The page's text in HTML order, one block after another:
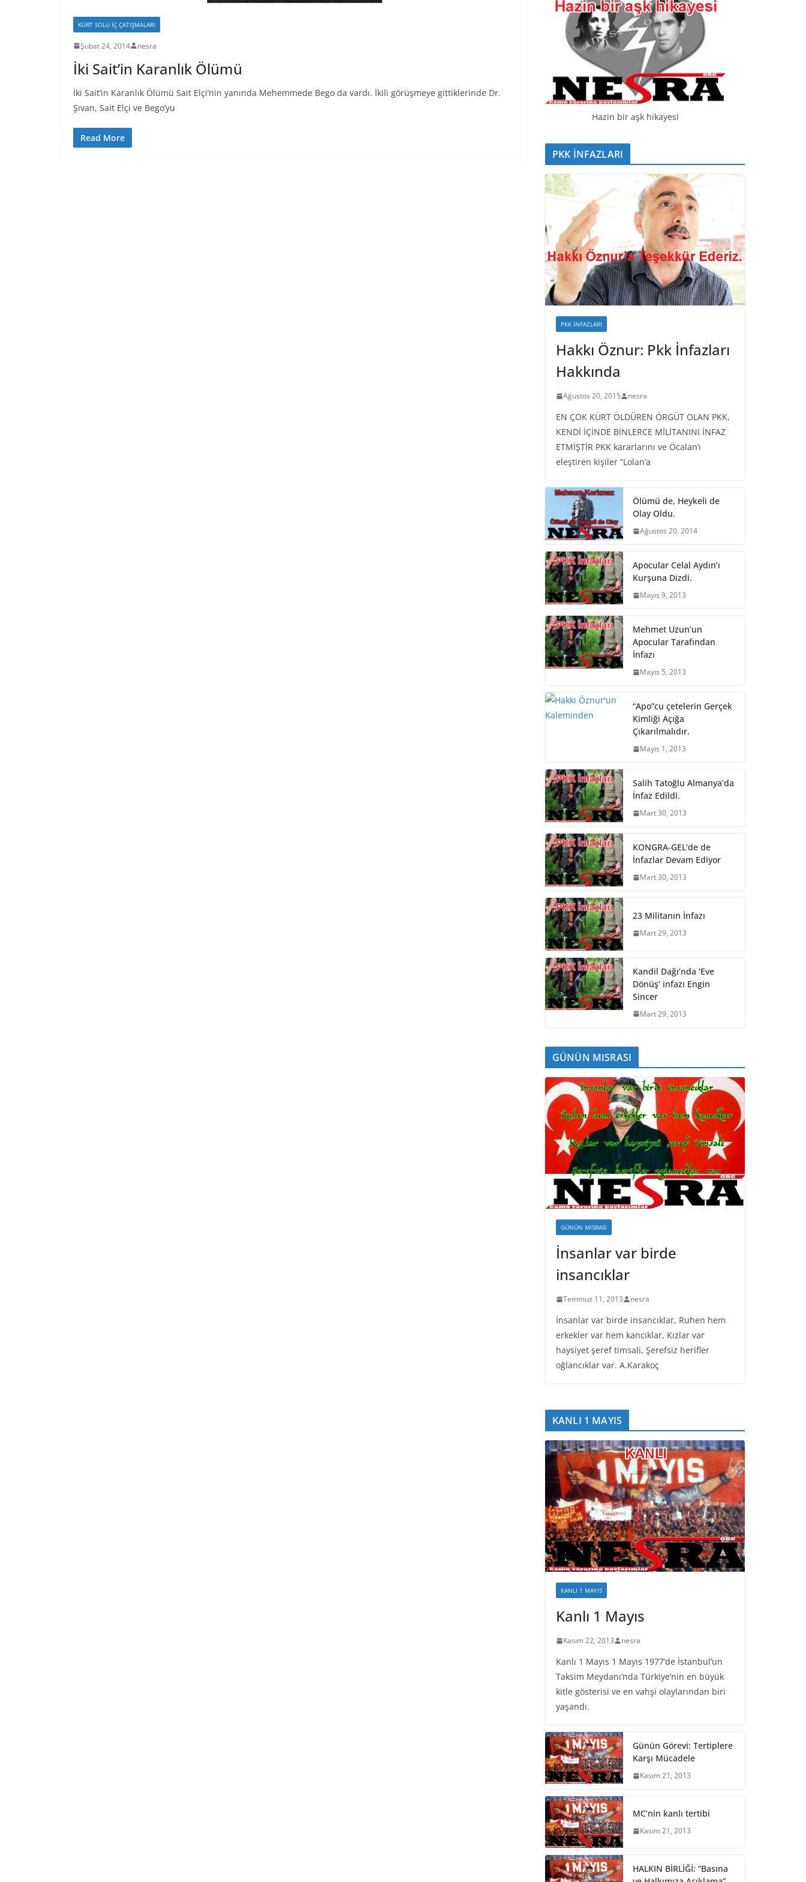
KÜRT SOLU İÇ ÇATIŞMALARI
Şubat 24, 2014 nesra
İki Sait’in Karanlık Ölümü
İki Sait’in Karanlık Ölümü Sait Elçi’nin yanında Mehemmede Bego da vardı. İkili görüşmeye gittiklerinde Dr.
Şıvan, Sait Elçi ve Bego’yu
Read More
Hazin bir aşk hikayesi
PKK İNFAZLARI
PKK İNFAZLARI
Hakkı Öznur: Pkk İnfazları
Hakkında
Ağustos 20, 2015 nesra
EN ÇOK KÜRT ÖLDÜREN ÖRGÜT OLAN PKK,
KENDİ İÇİNDE BİNLERCE MİLİTANINI İNFAZ
ETMİŞTİR PKK kararlarını ve Öcalan’ı
eleştiren kişiler “Lolan’a
Ölümü de, Heykeli de
Olay Oldu.
Ağustos 20, 2014
Apocular Celal Aydın’ı
Kurşuna Dizdi.
Mayıs 9, 2013
Mehmet Uzun’un
Apocular Tarafından
İnfazı
Mayıs 5, 2013
“Apo”cu çetelerin Gerçek
Kimliği Açığa
Çıkarılmalıdır.
Mayıs 1, 2013
Salih Tatoğlu Almanya’da
İnfaz Edildi.
Mart 30, 2013
KONGRA-GEL’de de
İnfazlar Devam Ediyor
Mart 30, 2013
23 Militanın İnfazı
Mart 29, 2013
Kandil Dağı’nda ‘Eve
Dönüş’ infazı Engin
Sincer
Mart 29, 2013
GÜNÜN MISRASI
GÜNÜN MISRASI
İnsanlar var birde
insancıklar
Temmuz 11, 2013 nesra
İnsanlar var birde insancıklar, Ruhen hem
erkekler var hem kancıklar, Kızlar var
haysiyet şeref timsali, Şerefsiz herifler
oğlancıklar var. A.Karakoç
KANLI 1 MAYIS
KANLI 1 MAYIS
Kanlı 1 Mayıs
Kasım 22, 2013 nesra
Kanlı 1 Mayıs 1 Mayıs 1977’de İstanbul’un
Taksim Meydanı’nda Türkiye’nin en büyük
kitle gösterisi ve en vahşi olaylarından biri
yaşandı.
Günün Görevi: Tertiplere
Karşı Mücadele
Kasım 21, 2013
MC’nin kanlı tertibi
Kasım 21, 2013
HALKIN BİRLİĞİ: “Basına